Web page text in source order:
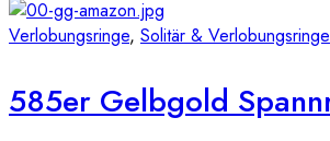
Verlobungsringe, Solitär & Verlobungsringe